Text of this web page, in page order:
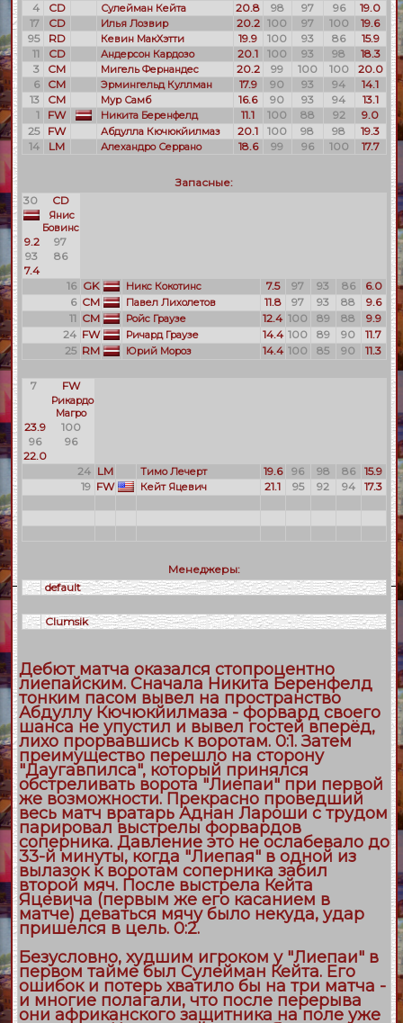
4
CD Сулейман Кейта 20.8 98 97 96
19.0
17
CD Илья Лозвир 20.2 100 97 100
19.6
95
RD Кевин МакХэтти 19.9 100 93 86
15.9
11
CD Андерсон Кардозо 20.1 100 93 98
18.3
3
CM Мигель Фернандес 20.2 99 100 100
20.0
6
CM Эрмингельд Куллман 17.9 90 93 94
14.1
13
CM Мур Самб 16.6 90 93 94
13.1
1
FW Никита Беренфелд 11.1 100 88 92
9.0
25
FW Абдулла Кючюкйилмаз 20.1 100 98 98
19.3
14
LM Алехандро Серрано 18.6 99 96 100 17.7
Запасные:
30
CD
Янис
Бовинс
9.2
97
93
86
7.4
16 GK Никс Кокотинс 7.5 97 93 86
6.0
6 CM Павел Лихолетов 11.8 97 93 88
9.6
11 CM Ройс Граузе 12.4 100 89 88
9.9
24 FW Ричард Граузе 14.4 100 89 90
11.7
25 RM Юрий Мороз 14.4 100 85 90 11.3
7 FW
Рикардо
Магро
23.9
100
96
96
22.0
24 LM Тимо Лечерт 19.6 96 98 86
15.9
19 FW Кейт Яцевич 21.1 95 92 94 17.3
Менеджеры:
default
Clumsik
Дебют матча оказался стопроцентно
лиепайским. Сначала Никита Беренфелд
тонким пасом вывел на пространство
Абдуллу Кючюкйилмаза - форвард своего
шанса не упустил и вывел гостей вперёд,
лихо прорвавшись к воротам. 0:1. Затем
преимущество перешло на сторону
"Даугавпилса", который принялся
обстреливать ворота "Лиепаи" при первой
же возможности. Прекрасно проведший
весь матч вратарь Аднан Лароши с трудом
парировал выстрелы форвардов
соперника. Давление это не ослабевало до
33-й минуты, когда "Лиепая" в одной из
вылазок к воротам соперника забил
второй мяч. После выстрела Кейта
Яцевича (первым же его касанием в
матче) деваться мячу было некуда, удар
пришелся в цель. 0:2.
Безусловно, худшим игроком у "Лиепаи" в
первом тайме был Сулейман Кейта. Его
ошибок и потерь хватило бы на три матча -
и многие полагали, что после перерыва
они африканского защитника на поле уже